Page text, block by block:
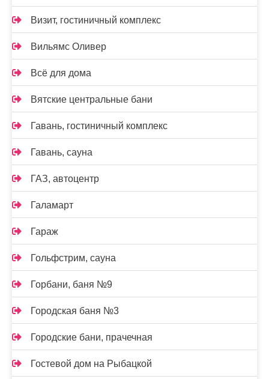
Визит, гостиничный комплекс
Вильямс Оливер
Всё для дома
Вятские центральные бани
Гавань, гостиничный комплекс
Гавань, сауна
ГАЗ, автоцентр
Галамарт
Гараж
Гольфстрим, сауна
Горбани, баня №9
Городская баня №3
Городские бани, прачечная
Гостевой дом на Рыбацкой